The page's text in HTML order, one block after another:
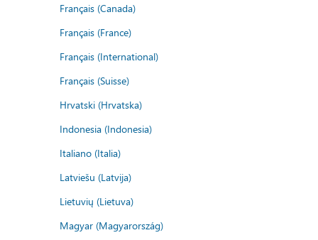
Français (Canada)
Français (France)
Français (International)
Français (Suisse)
Hrvatski (Hrvatska)
Indonesia (Indonesia)
Italiano (Italia)
Latviešu (Latvija)
Lietuvių (Lietuva)
Magyar (Magyarország)